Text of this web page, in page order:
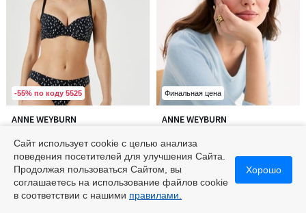
-55% по коду 5525
ANNE WEYBURN
облегающий с графическим
рисунком
5049 ₽-60%
от2019,60 ₽
Финальная цена
ANNE WEYBURN
вырезом, тонкая вязка, очень
мягкий на ощупь
3600 ₽-44%
от2016 ₽
4,2
Количество
4
4,2
5
Сайт использует cookie с целью анализа
поведения посетителей для улучшения Сайта.
Продолжая пользоваться Сайтом, вы
соглашаетесь на использование файлов cookie
в соответствии с нашими правилами.
Хорошо